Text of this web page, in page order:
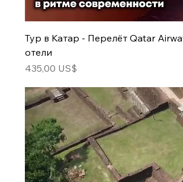
Тур в Катар - Перелёт Qatar
отели
Цена
435,00 US$